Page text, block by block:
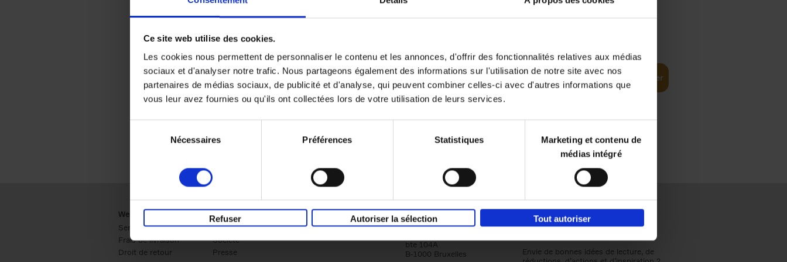
Ce site web utilise des cookies.
Les cookies nous permettent de personnaliser le contenu et les annonces, d'offrir des fonctionnalités relatives aux médias
sociaux et d'analyser notre trafic. Nous partageons également des informations sur l'utilisation de notre site avec nos
partenaires de médias sociaux, de publicité et d'analyse, qui peuvent combiner celles-ci avec d'autres informations que
vous leur avez fournies ou qu'ils ont collectées lors de votre utilisation de leurs services.
Nécessaires Préférences Statistiques
Marketing et contenu de
médias intégré
Refuser Autoriser la sélection Tout autoriser
Planning to Promoting
Clo Willaerts
Couverture souple
352 Ajouter au panier
Webshop
Service clients
Frais de livraison
Droit de retour
Business
Ventes
Société
Presse
Société
Qui sommes-nous?
Éditions Racine
Tour & Taxis
bte 104A
B-1000 Bruxelles
Envie de bonnes idées de lecture, de